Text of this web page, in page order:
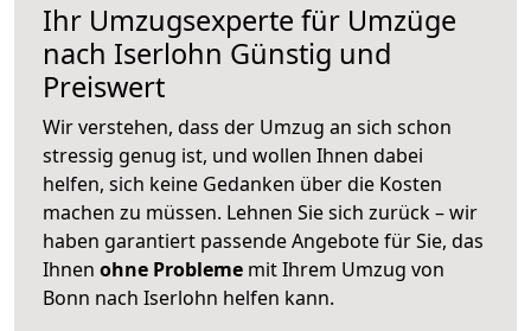
Ihr Umzugsexperte für Umzüge
nach Iserlohn Günstig und
Preiswert
Wir verstehen, dass der Umzug an sich schon
stressig genug ist, und wollen Ihnen dabei
helfen, sich keine Gedanken über die Kosten
machen zu müssen. Lehnen Sie sich zurück – wir
haben garantiert passende Angebote für Sie, das
Ihnen ohne Probleme mit Ihrem Umzug von
Bonn nach Iserlohn helfen kann.